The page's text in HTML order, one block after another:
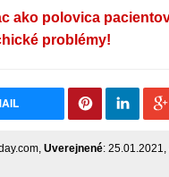
ako polovica
problémy!
Uverejnené: 25.01.2021,